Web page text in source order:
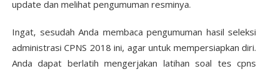
update dan melihat pengumuman resminya.
Ingat, sesudah Anda membaca pengumuman hasil seleksi
administrasi CPNS 2018 ini, agar untuk mempersiapkan diri.
Anda dapat berlatih mengerjakan latihan soal tes cpns